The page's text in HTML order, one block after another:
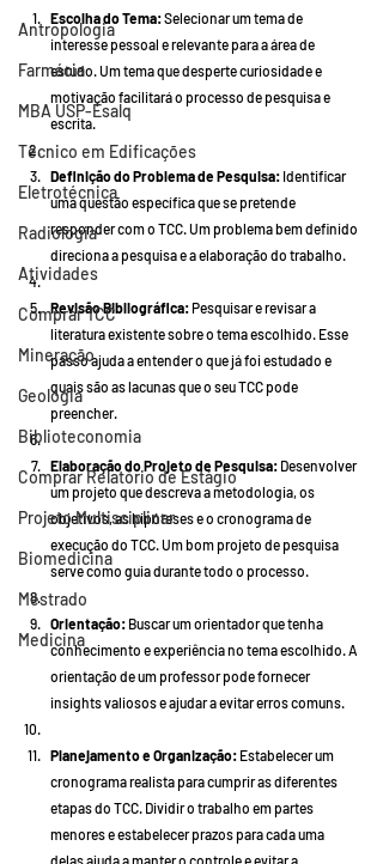
Antropologia
Farmácia
MBA USP-Esalq
Técnico em Edificações
Eletrotécnica
Radiologia
Atividades
Comprar TCC
Mineração
Geologia
Biblioteconomia
Comprar Relatório de Estágio
Projeto Multisciplinar
Biomedicina
Mestrado
Medicina
Escolha do Tema: Selecionar um tema de
interesse pessoal e relevante para a área de
estudo. Um tema que desperte curiosidade e
motivação facilitará o processo de pesquisa e
escrita.
Definição do Problema de Pesquisa: Identificar
uma questão específica que se pretende
responder com o TCC. Um problema bem definido
direciona a pesquisa e a elaboração do trabalho.
Revisão Bibliográfica: Pesquisar e revisar a
literatura existente sobre o tema escolhido. Esse
passo ajuda a entender o que já foi estudado e
quais são as lacunas que o seu TCC pode
preencher.
Elaboração do Projeto de Pesquisa: Desenvolver
um projeto que descreva a metodologia, os
objetivos, as hipóteses e o cronograma de
execução do TCC. Um bom projeto de pesquisa
serve como guia durante todo o processo.
Orientação: Buscar um orientador que tenha
conhecimento e experiência no tema escolhido. A
orientação de um professor pode fornecer
insights valiosos e ajudar a evitar erros comuns.
Planejamento e Organização: Estabelecer um
cronograma realista para cumprir as diferentes
etapas do TCC. Dividir o trabalho em partes
menores e estabelecer prazos para cada uma